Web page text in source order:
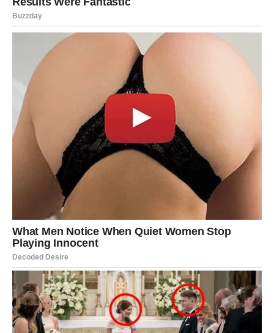
Škorpije su znak koji će NAJVIŠE osetiti energiju naredna
Ako si Škorpija – spremi se.
Dolazi trenutak istine. Neko iz tvoje prošlosti se vraća, ali
ne sa praznim rečima – već sa namerom koja će te
šokirati. Možda ćeš dobiti priznanje koje si dugo čekala,
ili ćeš saznati nešto što će te potpuno izbaciti iz
ravnoteže.
Emocije će biti jake, intenzivne i neizbežne. Nećeš moći
da ih ignorišeš.
Na poslovnom planu – dolazi prilika koja može promeniti
sve. Ali dolazi iznenada, bez upozorenja. Moraćeš brzo
da odlučiš.
Ovo su dani kada se tvoje strpljenje testira, ali i
nagrađuje. Ako ostaneš pribrana – izlaziš kao pobednik.